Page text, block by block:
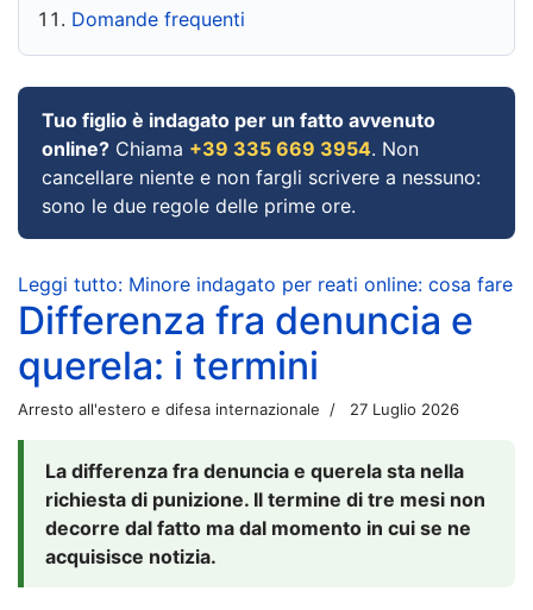
Domande frequenti
Tuo figlio è indagato per un fatto avvenuto
online? Chiama +39 335 669 3954. Non
cancellare niente e non fargli scrivere a nessuno:
sono le due regole delle prime ore.
Leggi tutto: Minore indagato per reati online: cosa fare
Differenza fra denuncia e
querela: i termini
Arresto all'estero e difesa internazionale 27 Luglio 2026
La differenza fra denuncia e querela sta nella
richiesta di punizione. Il termine di tre mesi non
decorre dal fatto ma dal momento in cui se ne
acquisisce notizia.